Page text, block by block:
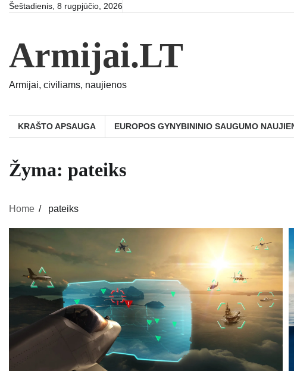
SkipŠeštadienis, 8 rugpjūčio, 2026
Armijai.LT
Armijai, civiliams, naujienos
KRAŠTO APSAUGA EUROPOS GYNYBININIO SAUGUMO
Žyma: pateiks
Home pateiks